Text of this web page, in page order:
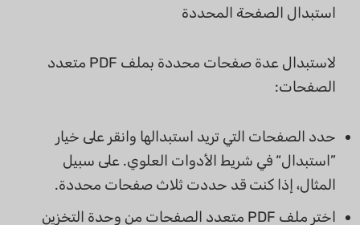
استبدال الصفحة المحددة
لاستبدال عدة صفحات محددة بملف PDF متعدد
الصفحات:
حدد الصفحات التي تريد استبدالها وانقر على خيار
”استبدال“ في شريط الأدوات العلوي. على سبيل
المثال، إذا كنت قد حددت ثلاث صفحات محددة.
اختر ملف PDF متعدد الصفحات من وحدة التخزين